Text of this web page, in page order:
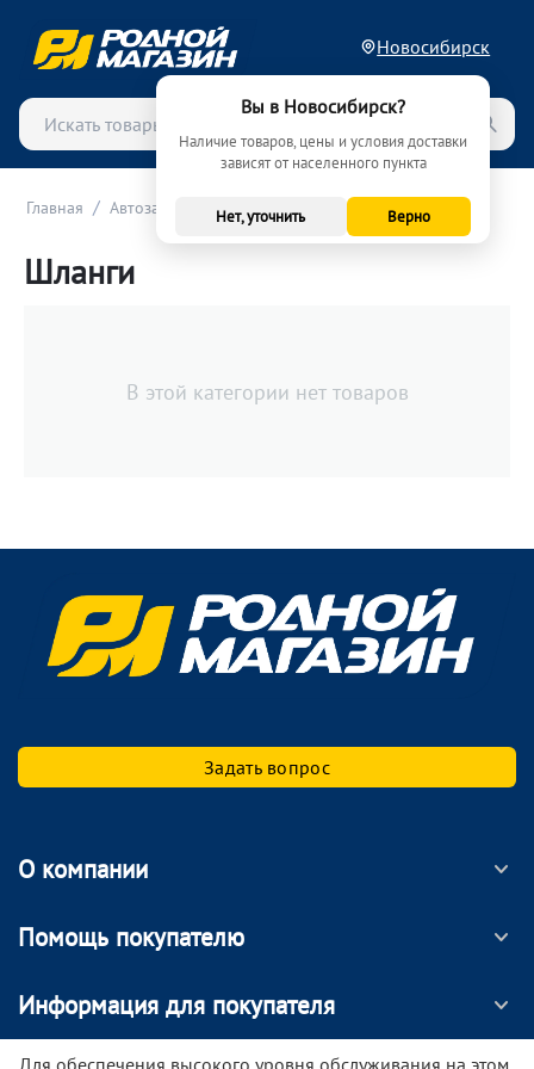
Новосибирск
Вы в Новосибирск?
Наличие товаров, цены и условия доставки
зависят от населенного пункта
Нет, уточнить Верно
Главная / Автозапчасти / Система охлаждения Шланги
Шланги
В этой категории нет товаров
Задать вопрос
О компании
Помощь покупателю
Информация для покупателя
МОБИЛЬНОЕ ПРИЛОЖЕНИЕ